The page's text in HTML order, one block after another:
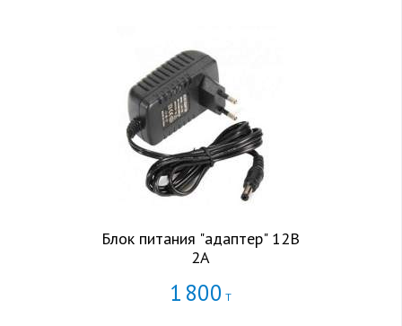
Блок питания "адаптер" 12В
2А
1 800 Т